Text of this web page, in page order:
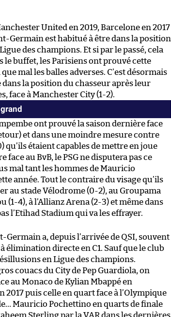
United en 2019, Barcelone en 2017
Germain est habitué à être dans la position
des champions. Et si par le passé, cela
le buffet, les Parisiens ont prouvé cette
mal les balles adverses. C’est désormais
la position du chasseur après leur
face à Manchester City (1-2).
ont prouvé la saison dernière face
et dans une moindre mesure contre
qu’ils étaient capables de mettre en joue
au BvB, le PSG ne disputera pas ce
mal tant les hommes de Mauricio
année. Tout le contraire du visage qu’ils
au stade Vélodrome (0-2), au Groupama
(1-4), à l’Allianz Arena (2-3) et même dans
l’Etihad Stadium qui va les effrayer.
Germain a, depuis l’arrivée de QSI, souvent
élimination directe en C1. Sauf que le club
en Ligue des champions.
couacs du City de Pep Guardiola, on
au Monaco de Kylian Mbappé en
2017 puis celle en quart face à l’Olympique
Mauricio Pochettino en quarts de finale
Sterling par la VAR dans les dernières